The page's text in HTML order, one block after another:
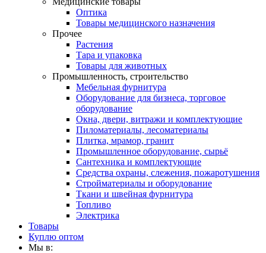
Оптика
Товары медицинского назначения
Прочее
Растения
Тара и упаковка
Товары для животных
Промышленность, строительство
Мебельная фурнитура
Оборудование для бизнеса, торговое
оборудование
Окна, двери, витражи и комплектующие
Пиломатериалы, лесоматериалы
Плитка, мрамор, гранит
Промышленное оборудование, сырьё
Сантехника и комплектующие
Средства охраны, слежения, пожаротушения
Стройматериалы и оборудование
Ткани и швейная фурнитура
Топливо
Электрика
Товары
Куплю оптом
Мы в: